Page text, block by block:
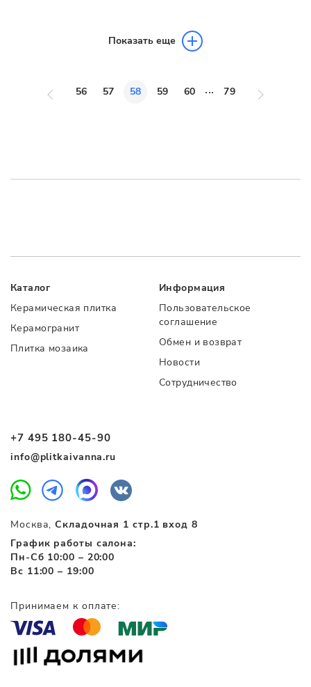
Показать еще
56 57 58 59 60 ... 79
+7 495 180-45-90
info@plitkaivanna.ru
Москва,Складочная 1 стр.1 вход 8
График работы салона:
Пн-Сб 10:00 – 20:00
Вс 11:00 – 19:00
Каталог
Керамическая плитка
Керамогранит
Плитка мозаика
Информация
Пользовательское
соглашение
Обмен и возврат
Новости
Сотрудничество
Принимаем к оплате: